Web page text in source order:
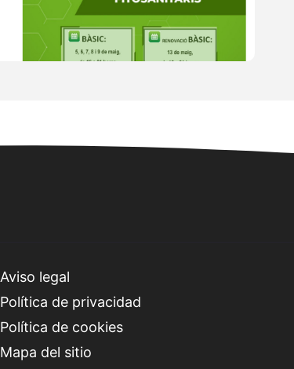
Aviso legal
Política de privacidad
Política de cookies
Mapa del sitio